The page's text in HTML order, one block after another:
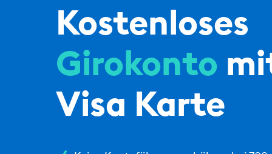
Kostenloses
Girokonto
Visa Karte